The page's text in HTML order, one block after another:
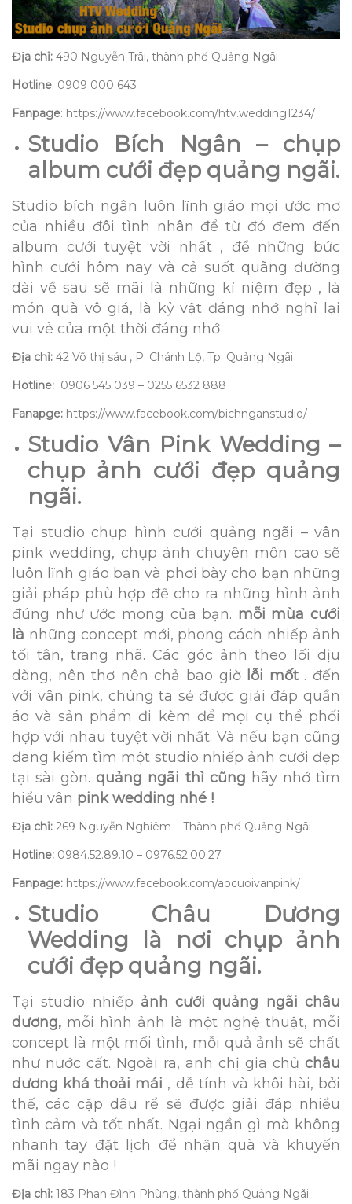
Địa chỉ: 490 Nguyễn Trãi, thành phố Quảng Ngãi
Hotline: 0909 000 643
Fanpage: https://www.facebook.com/htv.wedding1234/
Studio Bích Ngân – chụp
album cưới đẹp quảng ngãi.
Studio bích ngân luôn lĩnh giáo mọi ước mơ
của nhiều đôi tình nhân để từ đó đem đến
album cưới tuyệt vời nhất , để những bức
hình cưới hôm nay và cả suốt quãng đường
dài về sau sẽ mãi là những kỉ niệm đẹp , là
món quà vô giá, là kỷ vật đáng nhớ nghỉ lại
vui vẻ của một thời đáng nhớ
Địa chỉ: 42 Võ thị sáu , P. Chánh Lộ, Tp. Quảng Ngãi
Hotline: 0906 545 039 – 0255 6532 888
Fanapge: https://www.facebook.com/bichnganstudio/
Studio Vân Pink Wedding –
chụp ảnh cưới đẹp quảng
ngãi.
Tại studio chụp hình cưới quảng ngãi – vân
pink wedding, chụp ảnh chuyên môn cao sẽ
luôn lĩnh giáo bạn và phơi bày cho bạn những
giải pháp phù hợp để cho ra những hình ảnh
đúng như ước mong của bạn. mỗi mùa cưới
là những concept mới, phong cách nhiếp ảnh
tối tân, trang nhã. Các góc ảnh theo lối dịu
dàng, nên thơ nên chả bao giờ lỗi mốt . đến
với vân pink, chúng ta sẻ được giải đáp quần
áo và sản phẩm đi kèm để mọi cụ thể phối
hợp với nhau tuyệt vời nhất. Và nếu bạn cũng
đang kiếm tìm một studio nhiếp ảnh cưới đẹp
tại sài gòn.quảng ngãi thì cũng hãy nhớ tìm
hiểu vân pink wedding nhé !
Địa chỉ: 269 Nguyễn Nghiêm – Thành phố Quảng Ngãi
Hotline: 0984.52.89.10 – 0976.52.00.27
Fanpage: https://www.facebook.com/aocuoivanpink/
Studio Châu Dương
Wedding là nơi chụp ảnh
cưới đẹp quảng ngãi.
Tại studio nhiếp ảnh cưới quảng ngãi châu
dương, mỗi hình ảnh là một nghệ thuật, mỗi
concept là một mối tình, mỗi quả ảnh sẽ chất
như nước cất. Ngoài ra, anh chị gia chủ châu
dương khá thoải mái , dễ tính và khôi hài, bởi
thế, các cặp dâu rể sẽ được giải đáp nhiều
tình cảm và tốt nhất. Ngại ngần gì mà không
nhanh tay đặt lịch để nhận quà và khuyến
mãi ngay nào !
Địa chỉ: 183 Phan Đình Phùng, thành phố Quảng Ngãi